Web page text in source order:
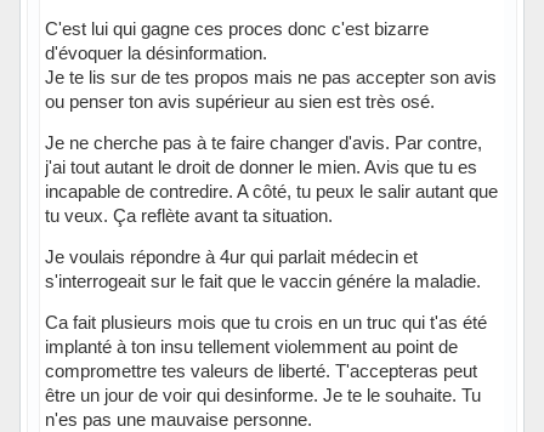
C'est lui qui gagne ces proces donc c'est bizarre
d'évoquer la désinformation.
Je te lis sur de tes propos mais ne pas accepter son avis
ou penser ton avis supérieur au sien est très osé.
Je ne cherche pas à te faire changer d'avis. Par contre,
j'ai tout autant le droit de donner le mien. Avis que tu es
incapable de contredire. A côté, tu peux le salir autant que
tu veux. Ça reflète avant ta situation.
Je voulais répondre à 4ur qui parlait médecin et
s'interrogeait sur le fait que le vaccin génére la maladie.
Ca fait plusieurs mois que tu crois en un truc qui t'as été
implanté à ton insu tellement violemment au point de
compromettre tes valeurs de liberté. T'accepteras peut
être un jour de voir qui desinforme. Je te le souhaite. Tu
n'es pas une mauvaise personne.